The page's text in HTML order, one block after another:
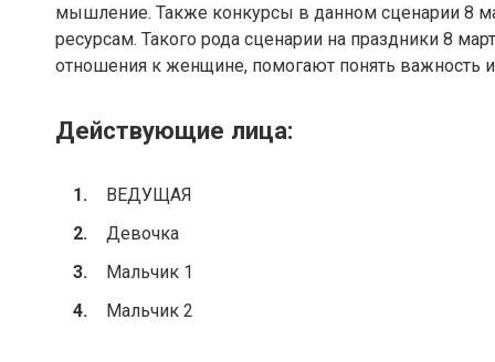
мышление. Также конкурсы в данном сценарии 8
ресурсам. Такого рода сценарии на праздники 8
отношения к женщине, помогают понять важность
Действующие лица:
ВЕДУЩАЯ
Девочка
Мальчик 1
Мальчик 2